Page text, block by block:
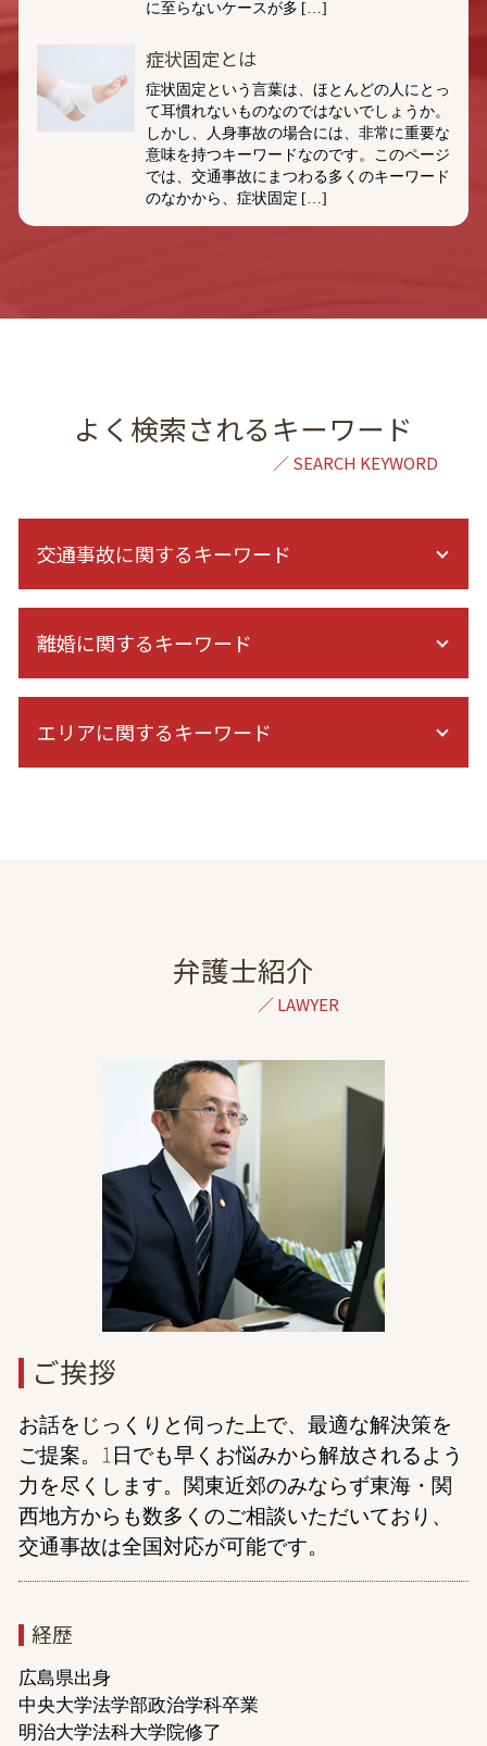
に至らないケースが多 […]
症状固定とは
症状固定という言葉は、ほとんどの人にとっ
て耳慣れないものなのではないでしょうか。
しかし、人身事故の場合には、非常に重要な
意味を持つキーワードなのです。このページ
では、交通事故にまつわる多くのキーワード
のなかから、症状固定 […]
よく検索されるキーワード
交通事故に関するキーワード
交通事故 過失割合
人身事故 示談交渉
示談交渉 自分で
被害者 請求 治療費
後遺障害等級認定 申請
保険会社 示談
過失割合 納得できない
示談 流れ
後遺症 診断 期間
離婚に関するキーワード
共同親権 離婚後
家庭裁判所 親権
監護権 養育費
経済的dv 共働き
離婚 学資保険
離婚協議 応じない
協議離婚とは
夫 浮気
親権とは
年収 養育費
エリアに関するキーワード
離婚 弁護士 相談 栃木
離婚 弁護士 相談 埼玉
結婚詐欺 弁護士 相談 港区
出会い系詐欺 弁護士 相談 港区
金銭トラブル 弁護士 相談 港区
離婚 弁護士 相談 都内
債務整理 弁護士 相談 港区
離婚 弁護士 相談 東京
債務整理 弁護士 相談 東京
刑事事件 弁護士 相談 港区
成年後見 弁護士 相談 港区
成年後見 弁護士 相談 東京
家事事件 弁護士 相談 東京
弁護士紹介
ご挨拶
お話をじっくりと伺った上で、最適な解決策を
ご提案。1日でも早くお悩みから解放されるよう
力を尽くします。関東近郊のみならず東海・関
西地方からも数多くのご相談いただいており、
交通事故は全国対応が可能です。
経歴
広島県出身
中央大学法学部政治学科卒業
明治大学法科大学院修了